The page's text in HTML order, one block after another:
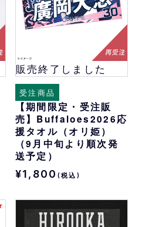
販売終了しました
受注商品
【期間限定・受注販
売】Buffaloes2026応
援タオル（オリ姫）
（9月中旬より順次発
送予定）
¥1,800 (税込)